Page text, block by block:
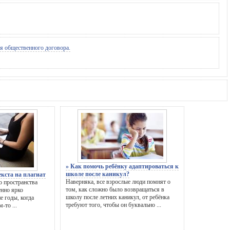
договора.
на плагиат
пространства
ярко
годы, когда
то ...
» Как помочь ребёнку адаптироваться к
школе после каникул?
Наверняка, все взрослые люди помнят о
том, как сложно было возвращаться в
школу после летних каникул, от ребёнка
требуют того, чтобы он буквально ...